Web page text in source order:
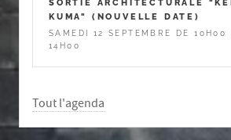
SORTIE ARCHITECTURALE
KUMA" (NOUVELLE DATE)
SAMEDI 12 SEPTEMBRE DE 10H00
14H00
Tout l'agenda